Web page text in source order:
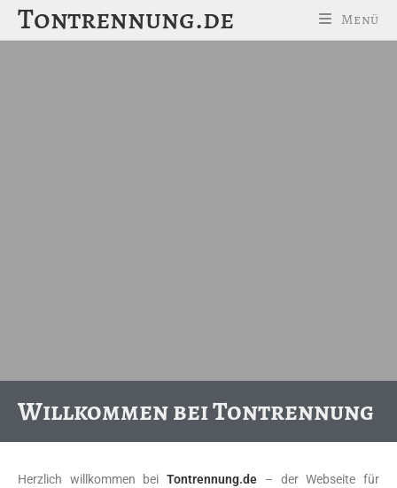
Tontrennung.de Menü
Willkommen bei Tontrennung
Herzlich willkommen beiTontrennung.de – der Webseite für